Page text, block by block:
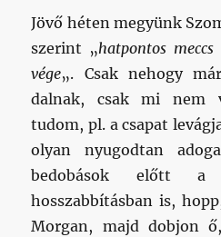
Jövő héten megyünk
szerint „hatpontos
vége„. Csak nehogy
dalnak, csak mi nem
tudom, pl. a csapat
olyan nyugodtan
bedobások előtt
hosszabbításban is,
Morgan, majd dobjon